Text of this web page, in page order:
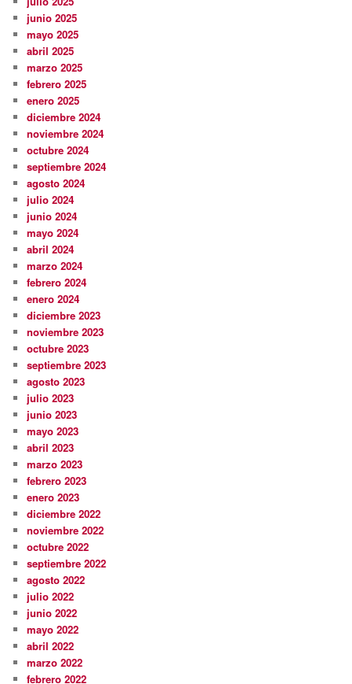
junio 2025
mayo 2025
abril 2025
marzo 2025
febrero 2025
enero 2025
diciembre 2024
noviembre 2024
octubre 2024
septiembre 2024
agosto 2024
julio 2024
junio 2024
mayo 2024
abril 2024
marzo 2024
febrero 2024
enero 2024
diciembre 2023
noviembre 2023
octubre 2023
septiembre 2023
agosto 2023
julio 2023
junio 2023
mayo 2023
abril 2023
marzo 2023
febrero 2023
enero 2023
diciembre 2022
noviembre 2022
octubre 2022
septiembre 2022
agosto 2022
julio 2022
junio 2022
mayo 2022
abril 2022
marzo 2022
febrero 2022